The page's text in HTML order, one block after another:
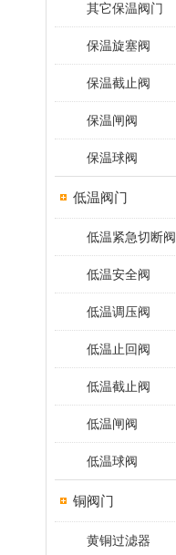
其它保温阀门
保温旋塞阀
保温截止阀
保温闸阀
保温球阀
低温阀门
低温紧急切断阀
低温安全阀
低温调压阀
低温止回阀
低温截止阀
低温闸阀
低温球阀
铜阀门
黄铜过滤器